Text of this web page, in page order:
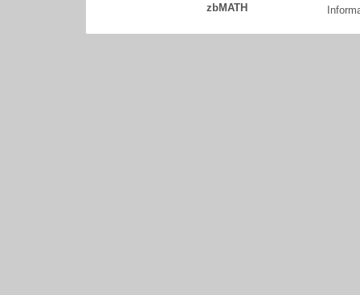
zbMATH